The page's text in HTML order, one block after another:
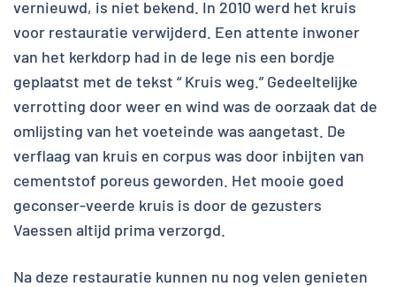
vernieuwd, is niet bekend. In 2010 werd het kruis
voor restauratie verwijderd. Een attente inwoner
van het kerkdorp had in de lege nis een bordje
geplaatst met de tekst “ Kruis weg.” Gedeeltelijke
verrotting door weer en wind was de oorzaak dat de
omlijsting van het voeteinde was aangetast. De
verflaag van kruis en corpus was door inbijten van
cementstof poreus geworden. Het mooie goed
geconser-veerde kruis is door de gezusters
Vaessen altijd prima verzorgd.
Na deze restauratie kunnen nu nog velen genieten